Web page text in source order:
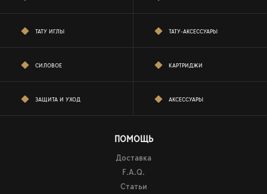
ТАТУ ИГЛЫ ТАТУ-АКСЕССУАРЫ
СИЛОВОЕ КАРТРИДЖИ
ЗАЩИТА И УХОД АКСЕССУАРЫ
ПОМОЩЬ
Доставка
F.A.Q.
Статьи